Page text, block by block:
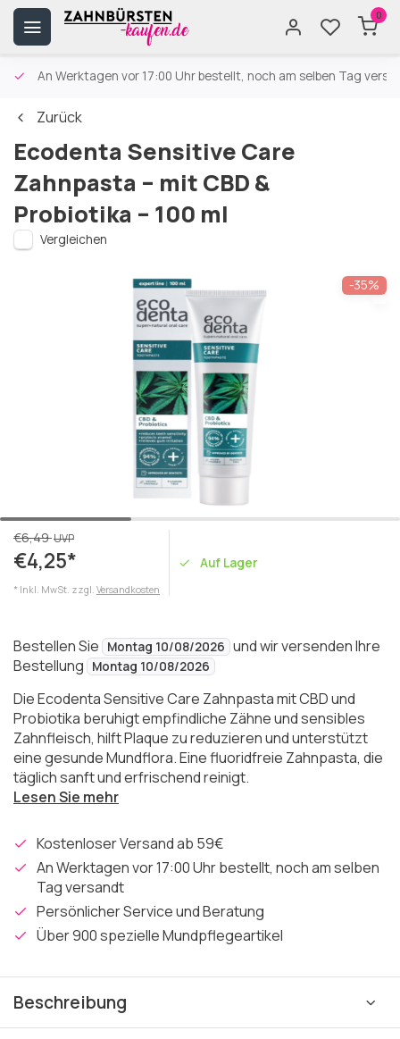
0
An Werktagen vor 17:00 Uhr bestellt, noch am selben Tag
Zurück
Ecodenta Sensitive Care
Zahnpasta – mit CBD &
Probiotika – 100 ml
Vergleichen
-35%
€6,49UVP
€4,25*
* Inkl. MwSt. zzgl. Versandkosten
Auf Lager
Bestellen Sie Montag 10/08/2026 und wir versenden Ihre
Bestellung
Montag 10/08/2026
Die Ecodenta Sensitive Care Zahnpasta mit CBD und
Probiotika beruhigt empfindliche Zähne und sensibles
Zahnfleisch, hilft Plaque zu reduzieren und unterstützt
eine gesunde Mundflora. Eine fluoridfreie Zahnpasta, die
täglich sanft und erfrischend reinigt.
Lesen Sie mehr
Kostenloser Versand ab 59€
An Werktagen vor 17:00 Uhr bestellt, noch am selben
Tag versandt
Persönlicher Service und Beratung
Über 900 spezielle Mundpflegeartikel
Beschreibung